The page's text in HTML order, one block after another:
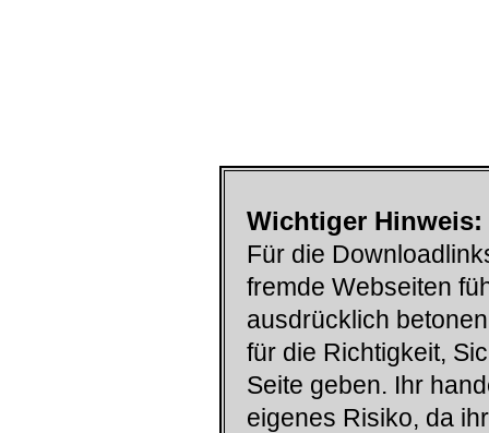
Wichtiger Hinweis:
Für die
fremde Webseiten
ausdrücklich
für die Richtigkeit,
Seite geben. Ihr
eigenes Risiko, da